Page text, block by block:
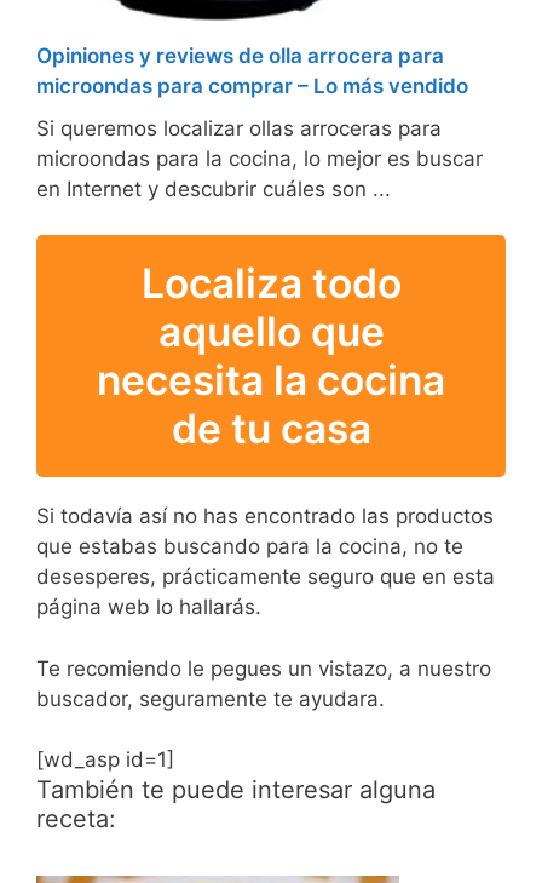
Opiniones y reviews de olla arrocera para
microondas para comprar – Lo más vendido
Si queremos localizar ollas arroceras para
microondas para la cocina, lo mejor es buscar
en Internet y descubrir cuáles son ...
Localiza todo
aquello que
necesita la cocina
de tu casa
Si todavía así no has encontrado las productos
que estabas buscando para la cocina, no te
desesperes, prácticamente seguro que en esta
página web lo hallarás.
Te recomiendo le pegues un vistazo, a nuestro
buscador, seguramente te ayudara.
[wd_asp id=1]
También te puede interesar alguna
receta: